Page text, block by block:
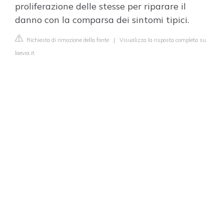
proliferazione delle stesse per riparare il
danno con la comparsa dei sintomi tipici.
Richiesta di rimozione della fonte | Visualizza la risposta completa su
laevia.it